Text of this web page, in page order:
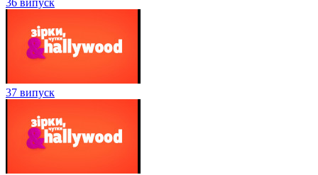
37 випуск